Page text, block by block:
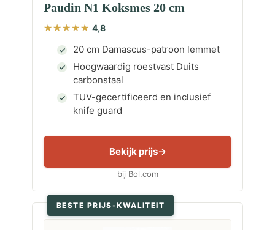
Paudin N1 Koksmes 20 cm
4,8
20 cm Damascus-patroon lemmet
Hoogwaardig roestvast Duits
carbonstaal
TUV-gecertificeerd en inclusief
knife guard
Bekijk prijs
bij Bol.com
BESTE PRIJS-KWALITEIT